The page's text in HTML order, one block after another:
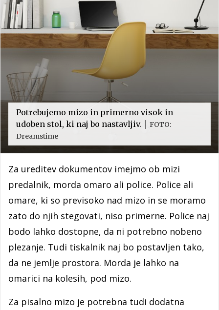
Potrebujemo mizo in primerno visok in
udoben stol, ki naj bo nastavljiv.
FOTO:
Dreamstime
Za ureditev dokumentov imejmo ob mizi
predalnik, morda omaro ali police. Police ali
omare, ki so previsoko nad mizo in se moramo
zato do njih stegovati, niso primerne. Police naj
bodo lahko dostopne, da ni potrebno nobeno
plezanje. Tudi tiskalnik naj bo postavljen tako,
da ne jemlje prostora. Morda je lahko na
omarici na kolesih, pod mizo.
Za pisalno mizo je potrebna tudi dodatna